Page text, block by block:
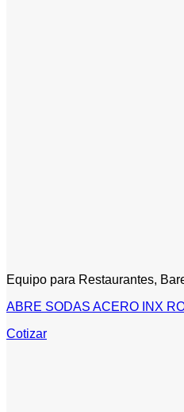
Equipo para Restaurantes,
ABRE SODAS ACERO INX
Cotizar